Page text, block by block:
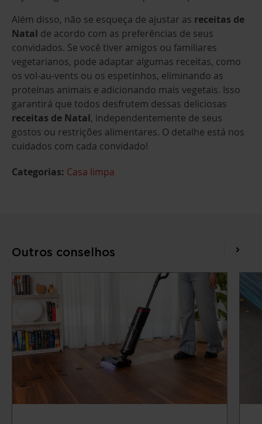
Além disso, não se esqueça de ajustar as receitas de
Natal de acordo com as preferências de seus
convidados. Se você tiver amigos ou familiares
vegetarianos, pode adaptar algumas receitas, como
os vol-au-vents ou os espetinhos, eliminando as
proteínas animais e adicionando mais vegetais. Isso
garantirá que todos desfrutem dessas deliciosas
receitas de Natal, independentemente de seus
gostos ou restrições alimentares. O detalhe está nos
cuidados com cada convidado!
Categorias: Casa limpa
Outros conselhos